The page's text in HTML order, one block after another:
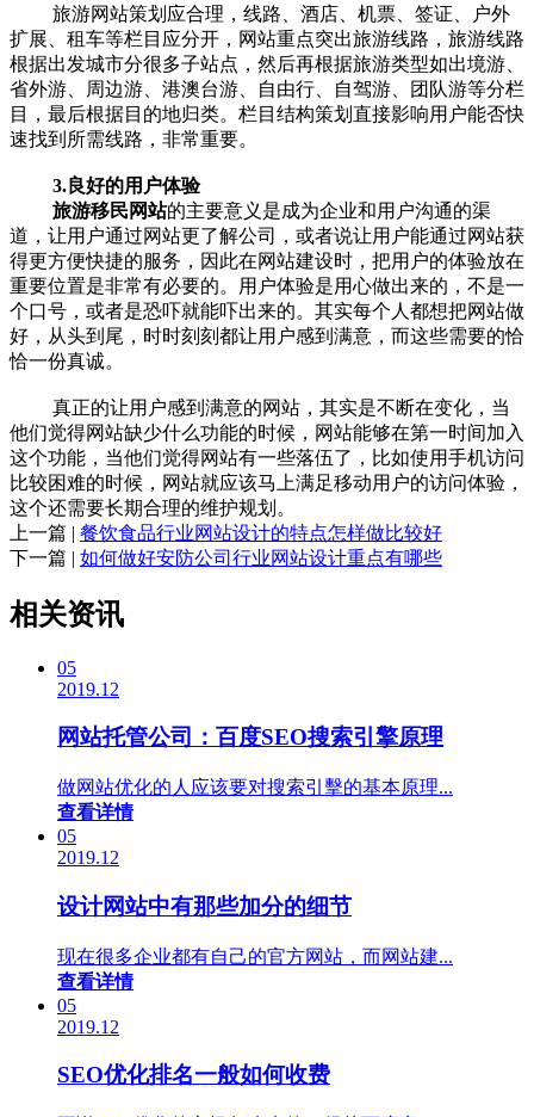
旅游网站策划应合理，线路、酒店、机票、签证、户外
扩展、租车等栏目应分开，网站重点突出旅游线路，旅游线路
根据出发城市分很多子站点，然后再根据旅游类型如出境游、
省外游、周边游、港澳台游、自由行、自驾游、团队游等分栏
目，最后根据目的地归类。栏目结构策划直接影响用户能否快
速找到所需线路，非常重要。
3.良好的用户体验
旅游移民网站的主要意义是成为企业和用户沟通的渠
道，让用户通过网站更了解公司，或者说让用户能通过网站获
得更方便快捷的服务，因此在网站建设时，把用户的体验放在
重要位置是非常有必要的。用户体验是用心做出来的，不是一
个口号，或者是恐吓就能吓出来的。其实每个人都想把网站做
好，从头到尾，时时刻刻都让用户感到满意，而这些需要的恰
恰一份真诚。
真正的让用户感到满意的网站，其实是不断在变化，当
他们觉得网站缺少什么功能的时候，网站能够在第一时间加入
这个功能，当他们觉得网站有一些落伍了，比如使用手机访问
比较困难的时候，网站就应该马上满足移动用户的访问体验，
这个还需要长期合理的维护规划。
上一篇 | 餐饮食品行业网站设计的特点怎样做比较好
下一篇 | 如何做好安防公司行业网站设计重点有哪些
相关资讯
05
2019.12
网站托管公司：百度SEO搜索引擎原理
做网站优化的人应该要对搜索引擊的基本原理...
查看详情
05
2019.12
设计网站中有那些加分的细节
现在很多企业都有自己的官方网站，而网站建...
查看详情
05
2019.12
SEO优化排名一般如何收费